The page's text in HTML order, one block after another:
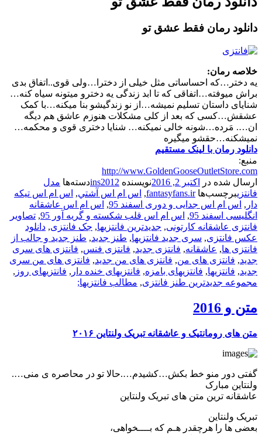
دانلود رمان فقط عشق تو
خلاصه رمان:
یه دختر…که احساساتی مثل خیلی از دخترا…ولی قوی..اتفاق بدی
براش میوفته…اتفاقی که تا ابد زندگی یه دخترو میتونه سیاه کنه…
شنایای داستان تسلیم نمیشه…از نو زندگیشو بنا میکنه…با کمک
عشقش…کسی که بعد از کلی مشکلات هنوزم عاشق هم دیگه
ان…. مَرده…شونه خالی نمیکنه… شنایا دختری قوی و محکمه…
نمیشکنه…حقشو میگیره
دانلود رمان با لینک مستقیم
منبع:
http://www.GoldenGooseOutletStore.com
ارسال شده در
اکتبر 2, 2016 نویسنده ins2012دسته‌ها مدل
فانتزیبرچسب‌هاfantasyfans.ir
, اس ام اس آشتي, اس ام اس تیکه
دار , اس ام اس جدایی و دوری اسفند 95 , اس ام اس عاشقانه
انگلیسی اسفند 95
, اس ام اس قلب شکسته و گریه آور 95 , تصاویر
فانتزی عاشقانه کارتونی, جدیدترین فانتزیها, جک فانتزی, دانلود
عکس فانتزی, سری جدید فانتزیها, طنز جدید, طنز جدید و جالب از
فانتزی ها, عاشقانه, فانتزی جدید, فانتزی فنس, فانتزی های سری
جدید, فانتزی های من, فانتزی های من جدید, فانتزی های من سری
جدید, فانتزیها, فانتزیهای بامزه, فانتزیهای خنده دار , فانتزیهای روز ,
مجموعه جدیدترین طنز فانتزی, مطالب فانتزیها;
متن و 2016
متن های رومانتیک و عاشقانه تبریک ولنتاین ۲۰۱۶
گفتی دور منو خط بکش…کشیدم….حالا تو در محاصره ی منی….
ولنتاین مبارک
عاشقانه ترین متن های تبریک ولنتاین
تبریک ولنتاین
بعضی ها را هرچقدر هـم که بــــخواهی،